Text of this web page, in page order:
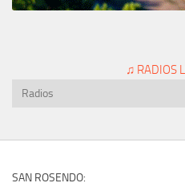
♫ RADIOS
SAN ROSENDO: